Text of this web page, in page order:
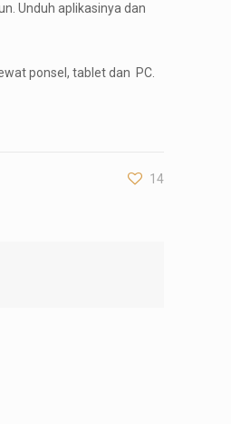
Unduh aplikasinya dan
ponsel, tablet dan PC.
14